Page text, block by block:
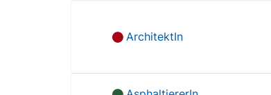
ArchitektIn